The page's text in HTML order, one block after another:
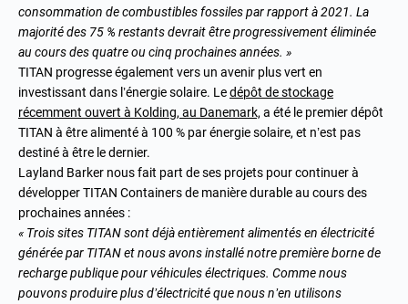
consommation de combustibles fossiles par rapport à 2021. La
majorité des 75 % restants devrait être progressivement éliminée
au cours des quatre ou cinq prochaines années. »
TITAN progresse également vers un avenir plus vert en
investissant dans l’énergie solaire. Ledépôt de stockage
récemment ouvert à Kolding, au Danemark, a été le premier dépôt
TITAN à êtrealimenté à 100 % par énergie solaire, et n’est pas
destiné à être le dernier.
Layland Barker nous fait part de ses projets pour continuer à
développer TITAN Containers de manière durable au cours des
prochaines années :
« Trois sites TITAN sont déjà entièrement alimentés en électricité
générée par TITAN et nous avons installé notre première borne de
recharge publique pour véhicules électriques. Comme nous
pouvons produire plus d’électricité que nous n’en utilisons